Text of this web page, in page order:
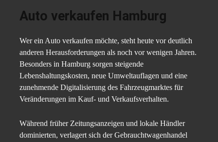
Auto verkaufen Hamburg
Wer ein Auto verkaufen möchte, steht heute vor deutlich
anderen Herausforderungen als noch vor wenigen Jahren.
Besonders in Hamburg sorgen steigende
Lebenshaltungskosten, neue Umweltauflagen und eine
zunehmende Digitalisierung des Fahrzeugmarktes für
Veränderungen im Kauf- und Verkaufsverhalten.
Während früher Zeitungsanzeigen und lokale Händler
dominierten, verlagert sich der Gebrauchtwagenhandel